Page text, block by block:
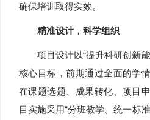
确保培训取得实效。
精准设计，科学组织
项目设计以“提升科研创新
核心目标，前期通过全面的学
在课题选题、成果转化、项目
目实施采用“分班教学、统一标